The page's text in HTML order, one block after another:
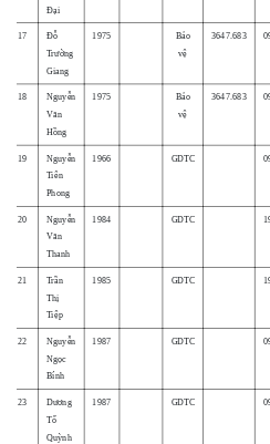
Đại
17 Đỗ
Trường
Giang
1975 Bảo
vệ
3647.683
18
Nguyễn
Văn
Hồng
1975
Bảo
vệ
3647.683
19
Nguyễn
Tiên
Phong
1966 GDTC
20
Nguyễn
Văn
Thanh
1984 GDTC
21
Trần
Thị
Tiệp
1985 GDTC
22
Nguyễn
Ngọc
Bính
1987 GDTC
23
Dương
Tố
Quỳnh
1987 GDTC